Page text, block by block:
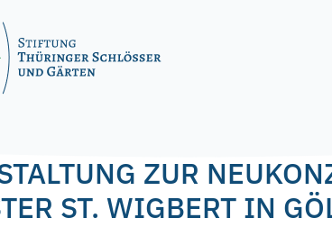
ZUR
ST. WIGBERT IN